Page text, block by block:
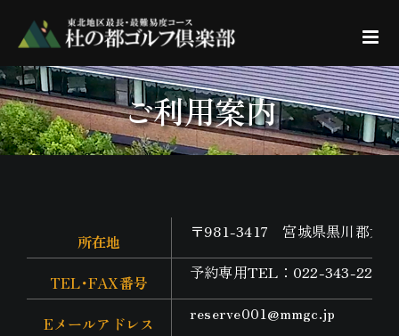
ご利用案内
所在地 〒981-3417 宮城県黒川郡大
TEL･FAX番号 予約専用TEL：022-343-
Eメールアドレス reserve001@mmgc.jp